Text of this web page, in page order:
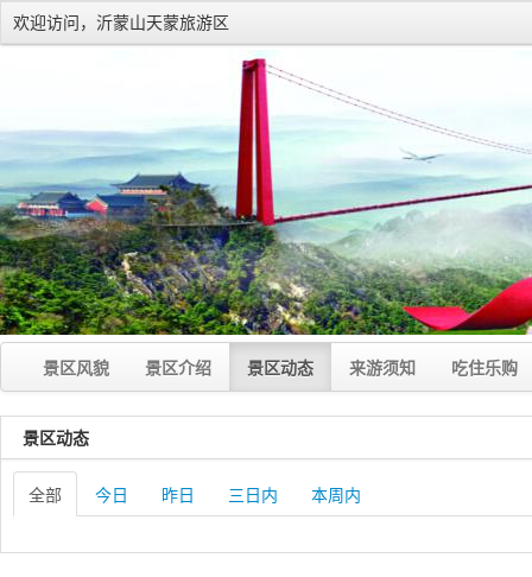
欢迎访问，沂蒙山天蒙旅游区
景区风貌 景区介绍 景区动态 来游须知 吃住乐购
景区动态
全部 今日 昨日 三日内 本周内